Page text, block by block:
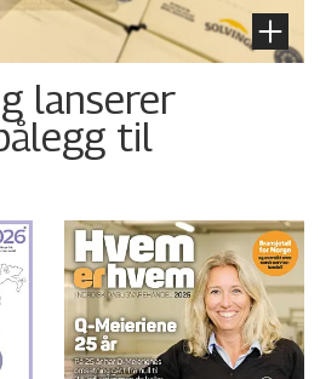
lanserer
til